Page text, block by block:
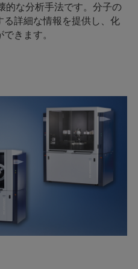
的な分析手法です。分子の
詳細な情報を提供し、化
きます。